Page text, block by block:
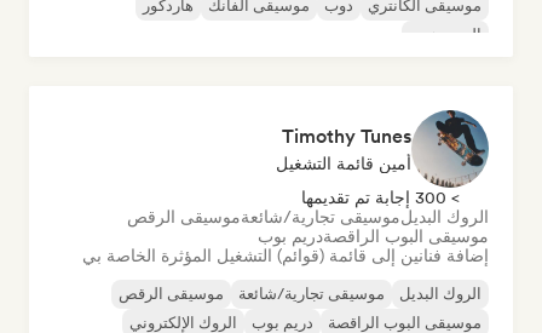
موسيقى الكانتري
دوب موسيقى الفانك
هاردكور
الهيب هوب
Timothy Tunes
أمين قائمة التشغيل
> 300 إجابة تم تقديمها
الروك البديلموسيقى تجارية/شائعةموسيقى الرقص
موسيقى البوب الراقصةدريم بوب
إضافة فنانين إلى قائمة (قوائم) التشغيل المؤثرة الخاصة بي
الروك البديل موسيقى تجارية/شائعة
موسيقى الرقص
موسيقى البوب الراقصة
دريم بوب
الروك الإلكتروني